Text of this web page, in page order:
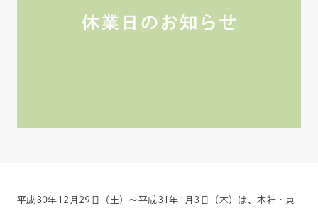
平成30年12月29日（土）〜平成31年1月3日（木）は、本社・東